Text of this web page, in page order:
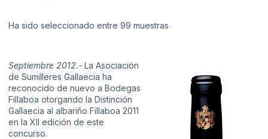
Ha sido seleccionado entre 99 muestras
Septiembre 2012.- La Asociación
de Sumilleres Gallaecia ha
reconocido de nuevo a Bodegas
Fillaboa otorgando la Distinción
Gallaecia al albariño Fillaboa 2011
en la XII edición de este
concurso.